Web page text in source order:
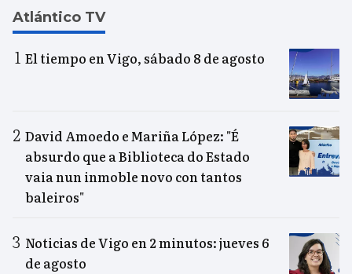
Atlántico TV
El tiempo en Vigo, sábado 8 de agosto
David Amoedo e Mariña López: "É
absurdo que a Biblioteca do Estado
vaia nun inmoble novo con tantos
baleiros"
Noticias de Vigo en 2 minutos: jueves 6
de agosto